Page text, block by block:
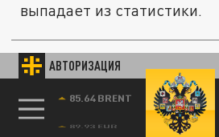
АВТОРИЗАЦИЯ
выпадает из статистики.
ПРОИСШЕСТВИЯ